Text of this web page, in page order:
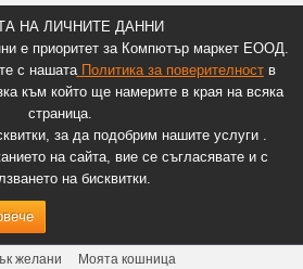
НА ЛИЧНИТЕ ДАННИ
е приоритет за Компютър маркет ЕООД.
с нашатаПолитика за поверителноств
към който ще намерите в края на всяка
страница.
за да подобрим нашите услуги .
на сайта, вие се съгласявате и с
на бисквитки.
желани
Моята кошница